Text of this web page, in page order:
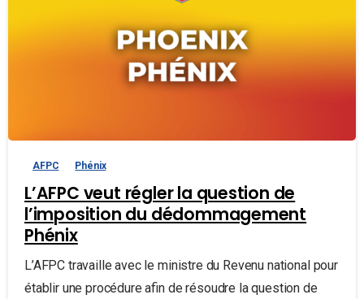
AFPC Phénix
L’AFPC veut régler la question de
l’imposition du dédommagement
Phénix
L’AFPC travaille avec le ministre du Revenu national pour
établir une procédure afin de résoudre la question de